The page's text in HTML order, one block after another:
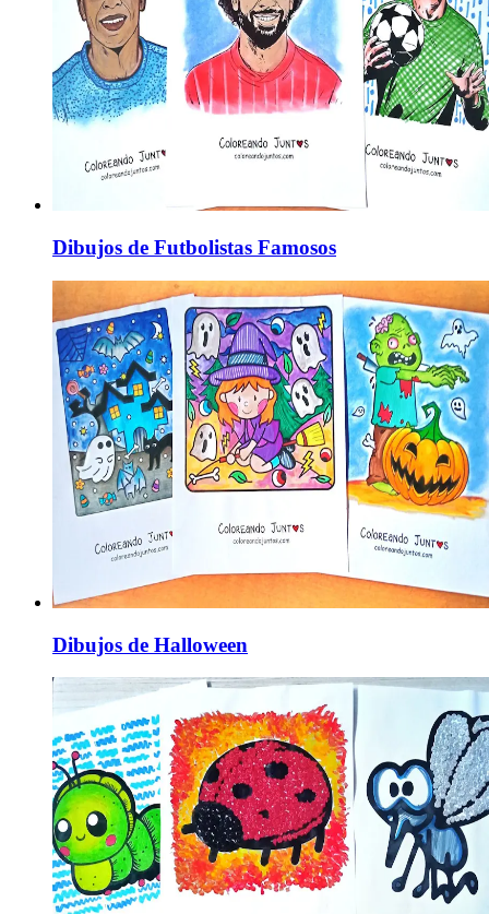
Dibujos de Futbolistas Famosos
Dibujos de Halloween